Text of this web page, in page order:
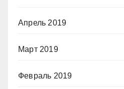
Апрель 2019
Март 2019
Февраль 2019